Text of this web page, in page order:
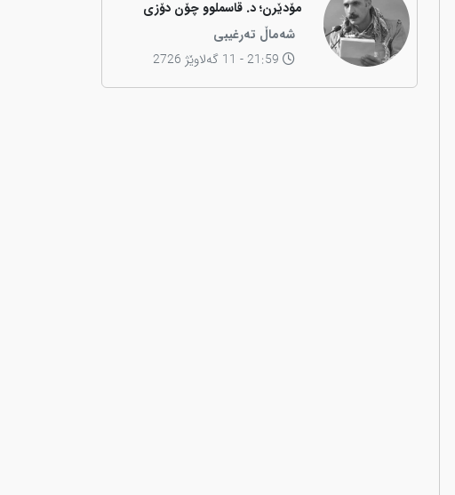
مۆدێرن؛ د. قاسملوو چۆن دۆزی
کوردی لە شاخەوە گواستەوە بۆ
ناوەندە بڕیاردەرەکانی جیهان؟
شەماڵ تەرغیبی
21:59 - 11 گەلاوێژ 2726